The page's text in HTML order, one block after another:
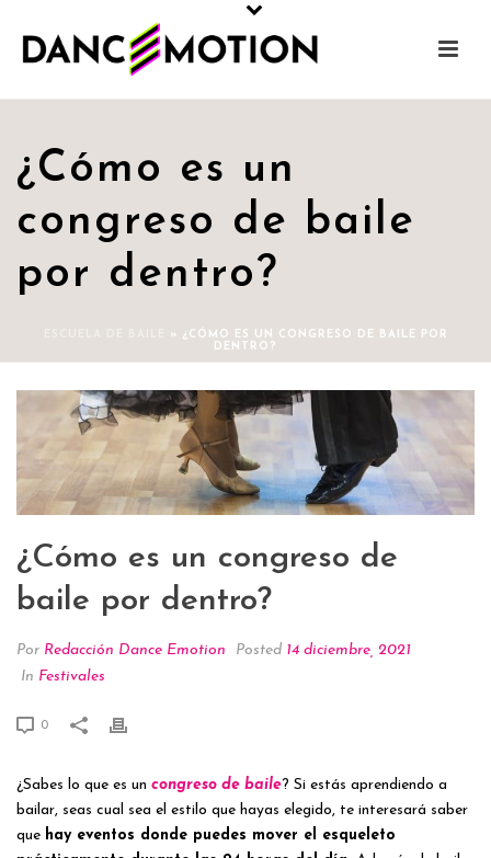
¿Cómo es un
congreso de baile
por dentro?
» ¿CÓMO ES UN CONGRESO DE BAILE POR
DENTRO?
¿Cómo es un congreso de
baile por dentro?
Por Redacción Dance Emotion Posted 14 diciembre, 2021
In Festivales
0
¿Sabes lo que es un congreso de baile? Si estás aprendiendo a
bailar, seas cual sea el estilo que hayas elegido, te interesará saber
que hay eventos donde puedes mover el esqueleto